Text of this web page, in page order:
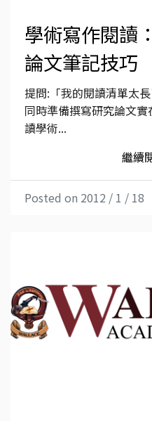
學術寫作閱讀
論文筆記技巧
提問:「我的閱讀清單太
同時準備撰寫研究論文
讀學術...
繼續
Posted on 2012 / 1 / 18